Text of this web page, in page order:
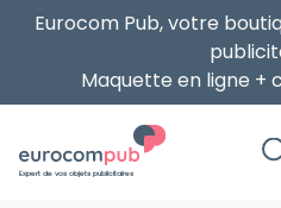
Eurocom Pub, votre
Maquette en ligne +
Expert de vos objets publicitaires